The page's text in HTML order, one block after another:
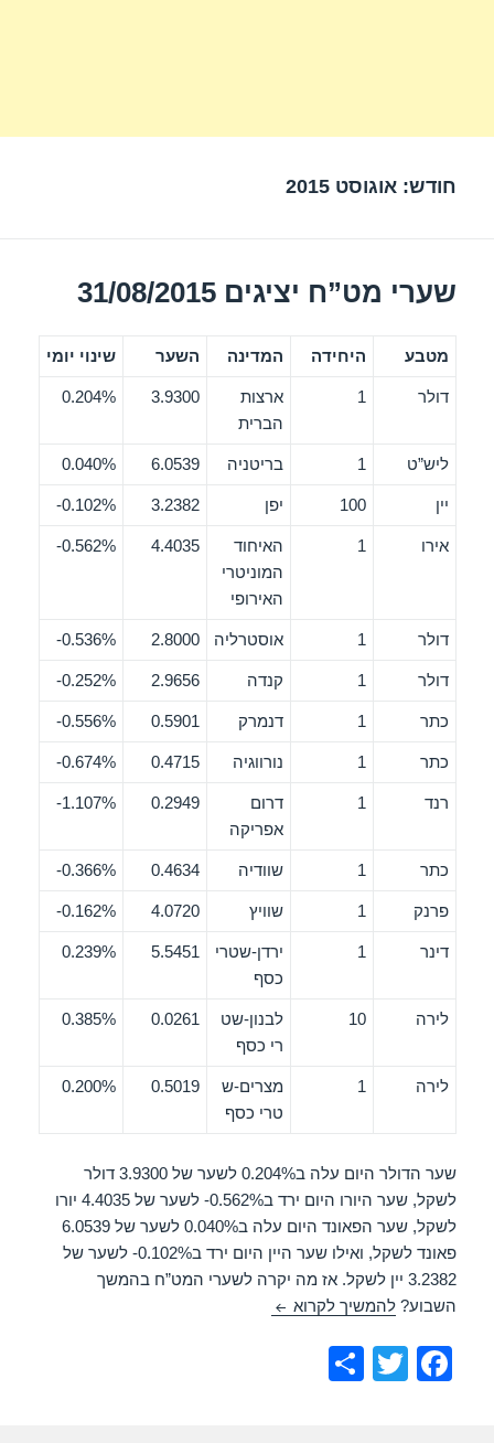
חודש:אוגוסט 2015
שערי מט”ח יציגים 31/08/2015
מטבע היחידה המדינה השער שינוי יומי
דולר 1
ארצות
הברית
3.9300
0.204%
ליש”ט 1 בריטניה 6.0539
0.040%
יין 100 יפן 3.2382
0.102%-
אירו 1
האיחוד
המוניטרי
האירופי
4.4035
0.562%-
דולר 1 אוסטרליה 2.8000
0.536%-
דולר 1 קנדה 2.9656
0.252%-
כתר 1 דנמרק 0.5901
0.556%-
כתר 1 נורווגיה 0.4715
0.674%-
רנד 1
דרום
אפריקה
0.2949
1.107%-
כתר 1 שוודיה 0.4634
0.366%-
פרנק 1 שוויץ 4.0720
0.162%-
דינר 1
ירדן-שטרי
כסף
5.5451
0.239%
לירה 10
לבנון-שט
רי כסף
0.0261
0.385%
לירה 1
מצרים-ש
טרי כסף
0.5019
0.200%
שער הדולר היום עלה ב0.204% לשער של 3.9300 דולר
לשקל, שער היורו היום ירד ב0.562%- לשער של 4.4035 יורו
לשקל, שער הפאונד היום עלה ב0.040% לשער של 6.0539
פאונד לשקל, ואילו שער היין היום ירד ב0.102%- לשער של
3.2382 יין לשקל. אז מה יקרה לשערי המט”ח בהמשך
השבוע?להמשיך לקרוא שערי מט”ח יציגים 31/08/2015
F
T